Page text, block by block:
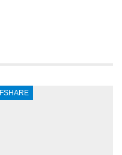
FSHARE